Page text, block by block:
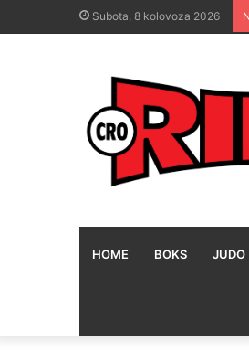
Subota, 8 kolovoza 2026
HOME BOKS JUDO